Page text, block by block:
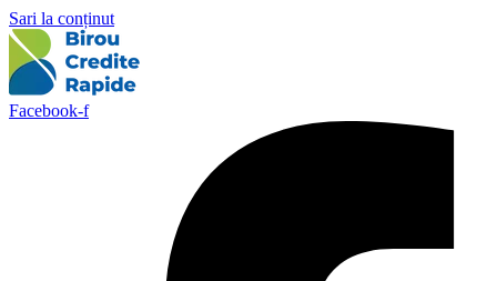
Sari la conținut
Facebook-f